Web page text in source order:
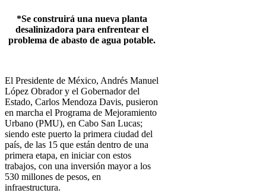
*Se construirá una nueva planta
desalinizadora para enfrentear el
problema de abasto de agua potable.
El Presidente de México, Andrés Manuel
López Obrador y el Gobernador del
Estado, Carlos Mendoza Davis, pusieron
en marcha el Programa de Mejoramiento
Urbano (PMU), en Cabo San Lucas;
siendo este puerto la primera ciudad del
país, de las 15 que están dentro de una
primera etapa, en iniciar con estos
trabajos, con una inversión mayor a los
530 millones de pesos, en
infraestructura.